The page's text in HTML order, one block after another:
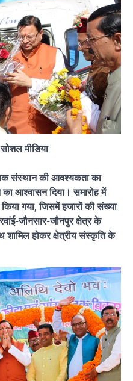
मीडिया
संस्थान की आवश्यकता का
आश्वासन दिया। समारोह में
गया, जिसमें हजारों की संख्या
जौनसार-जौनपुर क्षेत्र के
शामिल होकर क्षेत्रीय संस्कृति के